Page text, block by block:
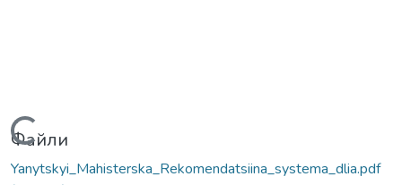
Файли
Yanytskyi_Mahisterska_Rekomendatsiina_systema_dlia.pdf